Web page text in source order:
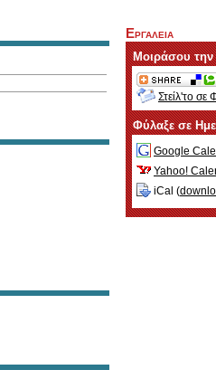
Εργαλεια
Μοιράσου
Στείλ'το σε
Φύλαξε σε
Google
Yahoo!
iCal (